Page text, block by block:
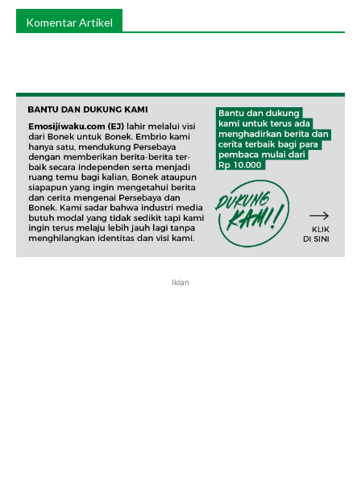
Komentar Artikel
Iklan